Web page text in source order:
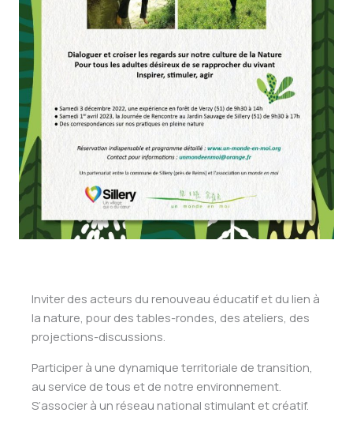
Inviter des acteurs du renouveau éducatif et du lien à
la nature, pour des tables-rondes, des ateliers, des
projections-discussions.
Participer à une dynamique territoriale de transition,
au service de tous et de notre environnement.
S’associer à un réseau national stimulant et créatif.